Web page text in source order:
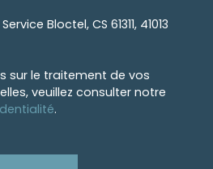
Bloctel, CS 61311, 41013
sur le traitement de vos
veuillez consulter notre
.